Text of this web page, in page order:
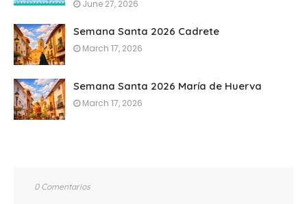
June 27, 2026
Semana Santa 2026 Cadrete
March 17, 2026
Semana Santa 2026 María de Huerva
March 17, 2026
0 Comentarios